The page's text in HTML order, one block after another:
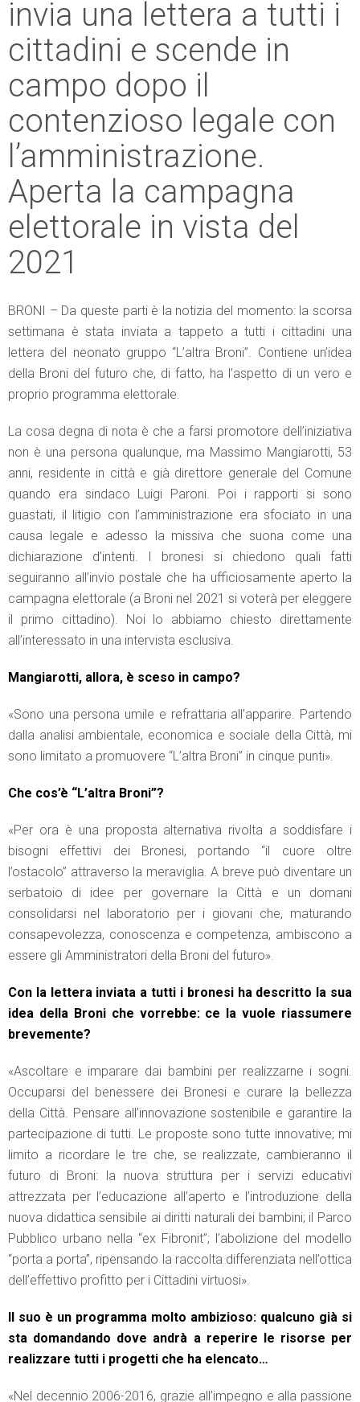
invia una lettera a tutti i
cittadini e scende in
campo dopo il
contenzioso legale con
l’amministrazione.
Aperta la campagna
elettorale in vista del
2021
BRONI – Da queste parti è la notizia del momento: la scorsa
settimana è stata inviata a tappeto a tutti i cittadini una
lettera del neonato gruppo “L’altra Broni”. Contiene un’idea
della Broni del futuro che, di fatto, ha l’aspetto di un vero e
proprio programma elettorale.
La cosa degna di nota è che a farsi promotore dell’iniziativa
non è una persona qualunque, ma Massimo Mangiarotti, 53
anni, residente in città e già direttore generale del Comune
quando era sindaco Luigi Paroni. Poi i rapporti si sono
guastati, il litigio con l’amministrazione era sfociato in una
causa legale e adesso la missiva che suona come una
dichiarazione d’intenti. I bronesi si chiedono quali fatti
seguiranno all’invio postale che ha ufficiosamente aperto la
campagna elettorale (a Broni nel 2021 si voterà per eleggere
il primo cittadino). Noi lo abbiamo chiesto direttamente
all’interessato in una intervista esclusiva.
Mangiarotti, allora, è sceso in campo?
«Sono una persona umile e refrattaria all’apparire. Partendo
dalla analisi ambientale, economica e sociale della Città, mi
sono limitato a promuovere “L’altra Broni” in cinque punti».
Che cos’è “L’altra Broni”?
«Per ora è una proposta alternativa rivolta a soddisfare i
bisogni effettivi dei Bronesi, portando “il cuore oltre
l’ostacolo” attraverso la meraviglia. A breve può diventare un
serbatoio di idee per governare la Città e un domani
consolidarsi nel laboratorio per i giovani che, maturando
consapevolezza, conoscenza e competenza, ambiscono a
essere gli Amministratori della Broni del futuro».
Con la lettera inviata a tutti i bronesi ha descritto la sua
idea della Broni che vorrebbe: ce la vuole riassumere
brevemente?
«Ascoltare e imparare dai bambini per realizzarne i sogni.
Occuparsi del benessere dei Bronesi e curare la bellezza
della Città. Pensare all’innovazione sostenibile e garantire la
partecipazione di tutti. Le proposte sono tutte innovative; mi
limito a ricordare le tre che, se realizzate, cambieranno il
futuro di Broni: la nuova struttura per i servizi educativi
attrezzata per l’educazione all’aperto e l’introduzione della
nuova didattica sensibile ai diritti naturali dei bambini; il Parco
Pubblico urbano nella “ex Fibronit”; l’abolizione del modello
“porta a porta”, ripensando la raccolta differenziata nell’ottica
dell’effettivo profitto per i Cittadini virtuosi».
Il suo è un programma molto ambizioso: qualcuno già si
sta domandando dove andrà a reperire le risorse per
realizzare tutti i progetti che ha elencato…
«Nel decennio 2006-2016, grazie all’impegno e alla passione